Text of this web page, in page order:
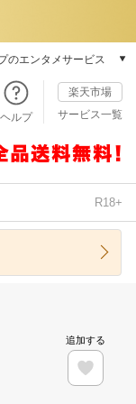
のエンタメサービス
ム/CD/DVD
ックス
ュージック
ヘルプ
楽天市場
サービス一覧
R18+
追加する